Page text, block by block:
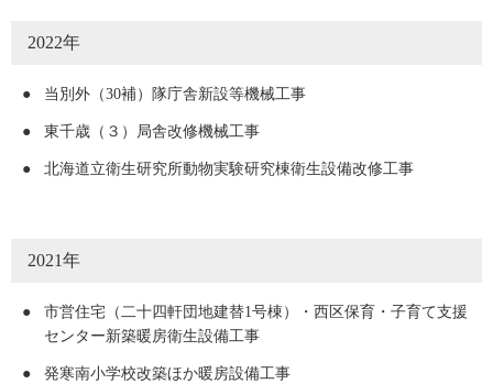
2022年
● 当別外（30補）隊庁舎新設等機械工事
● 東千歳（３）局舎改修機械工事
● 北海道立衛生研究所動物実験研究棟衛生設備改修工事
2021年
●
市営住宅（二十四軒団地建替1号棟）・西区保育・子育て支援
センター新築暖房衛生設備工事
● 発寒南小学校改築ほか暖房設備工事